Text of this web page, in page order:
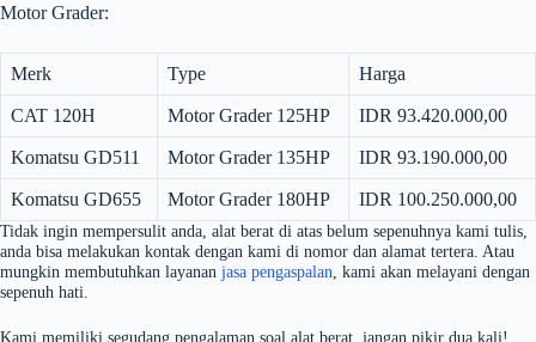
Motor Grader:
Merk Type Harga
CAT 120H Motor Grader 125HP IDR 93.420.000,00
Komatsu GD511 Motor Grader 135HP IDR 93.190.000,00
Komatsu GD655 Motor Grader 180HP IDR 100.250.000,00
Tidak ingin mempersulit anda, alat berat di atas belum sepenuhnya kami tulis,
anda bisa melakukan kontak dengan kami di nomor dan alamat tertera. Atau
mungkin membutuhkan layanan jasa pengaspalan , kami akan melayani dengan
sepenuh hati.
Kami memiliki segudang pengalaman soal alat berat, jangan pikir dua kali!